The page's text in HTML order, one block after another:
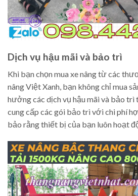
Dịch vụ hậu mãi và bảo trì
Khi bạn chọn mua xe nâng từ các
nâng Việt Xanh, bạn không chỉ mua
hưởng các dịch vụ hậu mãi và bảo
cung cấp các gói bảo trì với chi phí
bảo rằng thiết bị của bạn luôn hoạt